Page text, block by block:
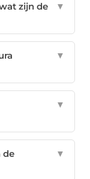
zijn de
▼
▼
▼
de
▼